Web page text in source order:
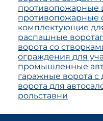
противопожарные
противопожарные
комплектующие
распашные ворота
ворота со
ограждения для
промышленные
гаражные ворота с
ворота для
рольставни